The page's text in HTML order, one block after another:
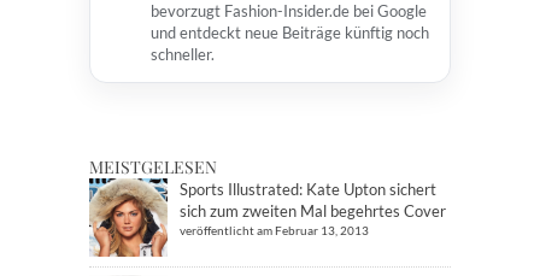
bevorzugt Fashion-Insider.de bei Google
und entdeckt neue Beiträge künftig noch
schneller.
MEISTGELESEN
Sports Illustrated: Kate Upton sichert
sich zum zweiten Mal begehrtes Cover
veröffentlicht am Februar 13, 2013